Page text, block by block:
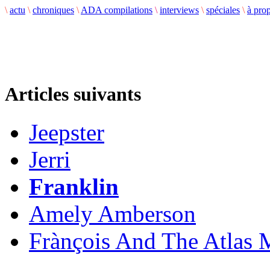
\ actu \ chroniques \ ADA compilations \ interviews \ spéciales \ à
Articles suivants
Jeepster
Jerri
Franklin
Amely Amberson
Frànçois And The Atlas